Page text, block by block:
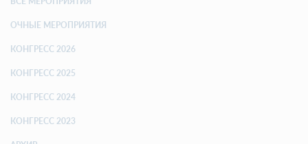
ОЧНЫЕ МЕРОПРИЯТИЯ
КОНГРЕСС 2026
КОНГРЕСС 2025
КОНГРЕСС 2024
КОНГРЕСС 2023